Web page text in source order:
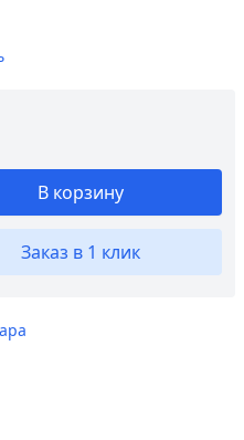
В корзину
Заказ в 1 клик